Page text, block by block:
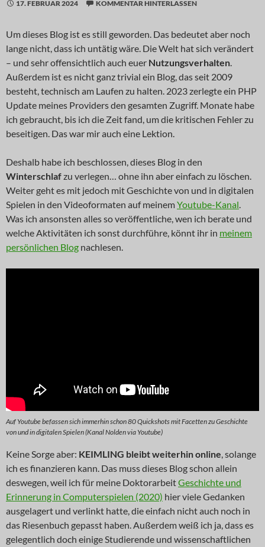
17. FEBRUAR 2024 KOMMENTAR HINTERLASSEN
Um dieses Blog ist es still geworden. Das bedeutet aber noch
lange nicht, dass ich untätig wäre. Die Welt hat sich verändert
– und sehr offensichtlich auch euer Nutzungsverhalten.
Außerdem ist es nicht ganz trivial ein Blog, das seit 2009
besteht, technisch am Laufen zu halten. 2023 zerlegte ein PHP
Update meines Providers den gesamten Zugriff. Monate habe
ich gebraucht, bis ich die Zeit fand, um die kritischen Fehler zu
beseitigen. Das war mir auch eine Lektion.
Deshalb habe ich beschlossen, dieses Blog in den
Winterschlafzu verlegen… ohne ihn aber einfach zu löschen.
Weiter geht es mit jedoch mit Geschichte von und in digitalen
Spielen in den Videoformaten auf meinemYoutube-Kanal.
Was ich ansonsten alles so veröffentliche, wen ich berate und
welche Aktivitäten ich sonst durchführe, könnt ihr in meinem
persönlichen Blog nachlesen.
Auf Youtube befassen sich immerhin schon 80 Quickshots mit Facetten zu Geschichte
von und in digitalen Spielen (Kanal Nolden via Youtube)
Keine Sorge aber: KEIMLING bleibt weiterhin online, solange
ich es finanzieren kann. Das muss dieses Blog schon allein
deswegen, weil ich für meine DoktorarbeitGeschichte und
Erinnerung in Computerspielen (2020) hier viele Gedanken
ausgelagert und verlinkt hatte, die einfach nicht auch noch in
das Riesenbuch gepasst haben. Außerdem weiß ich ja, dass es
gelegentlich doch einige Studierende und wissenschaftlichen